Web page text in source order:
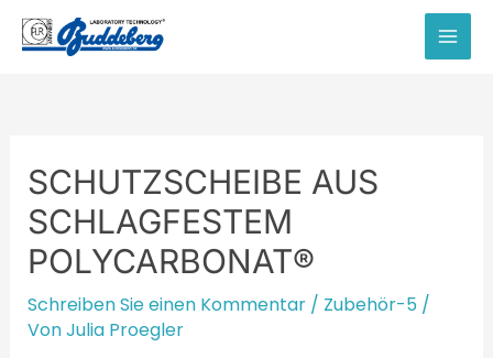
Zum
Inhalt
springen
SCHUTZSCHEIBE AUS
SCHLAGFESTEM
POLYCARBONAT®
Schreiben Sie einen Kommentar / Zubehör-5 /
VonJulia Proegler